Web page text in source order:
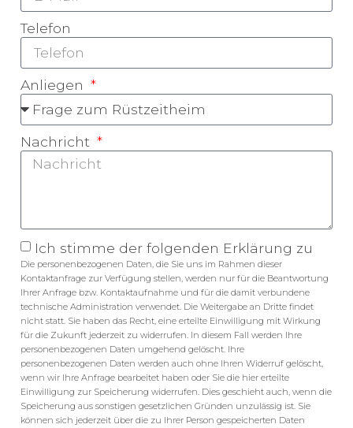
Telefon
Anliegen
Nachricht
Ich stimme der folgenden Erklärung zu
Die personenbezogenen Daten, die Sie uns im Rahmen dieser
Kontaktanfrage zur Verfügung stellen, werden nur für die Beantwortung
Ihrer Anfrage bzw. Kontaktaufnahme und für die damit verbundene
technische Administration verwendet. Die Weitergabe an Dritte findet
nicht statt. Sie haben das Recht, eine erteilte Einwilligung mit Wirkung
für die Zukunft jederzeit zu widerrufen. In diesem Fall werden Ihre
personenbezogenen Daten umgehend gelöscht. Ihre
personenbezogenen Daten werden auch ohne Ihren Widerruf gelöscht,
wenn wir Ihre Anfrage bearbeitet haben oder Sie die hier erteilte
Einwilligung zur Speicherung widerrufen. Dies geschieht auch, wenn die
Speicherung aus sonstigen gesetzlichen Gründen unzulässig ist. Sie
können sich jederzeit über die zu Ihrer Person gespeicherten Daten